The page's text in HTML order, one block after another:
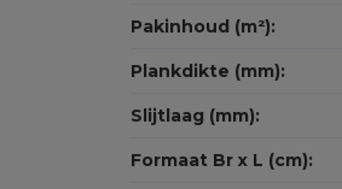
Pakinhoud (m²):
Plankdikte (mm):
Slijtlaag (mm):
Formaat Br x L (cm):